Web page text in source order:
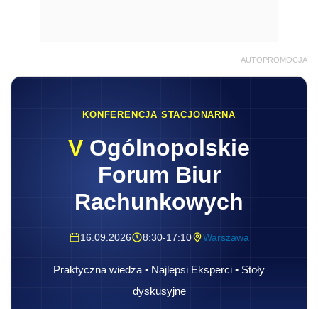
AUTOPROMOCJA
KONFERENCJA STACJONARNA
V Ogólnopolskie
Forum Biur
Rachunkowych
16.09.2026 8:30-17:10 Warszawa
Praktyczna wiedza • Najlepsi Eksperci • Stoły
dyskusyjne